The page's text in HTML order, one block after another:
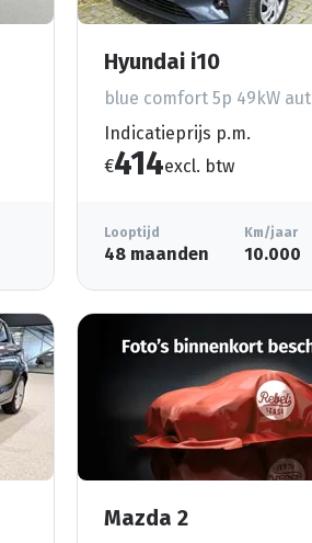
Hyundai i10
blue comfort 5p 49kW aut
Indicatieprijs p.m.
€414excl. btw
Looptijd
48 maanden
Km/jaar
10.000
Mazda 2